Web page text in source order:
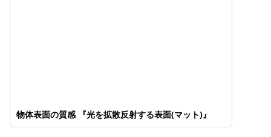
物体表面の質感 『光を拡散反射する表面(マット)』